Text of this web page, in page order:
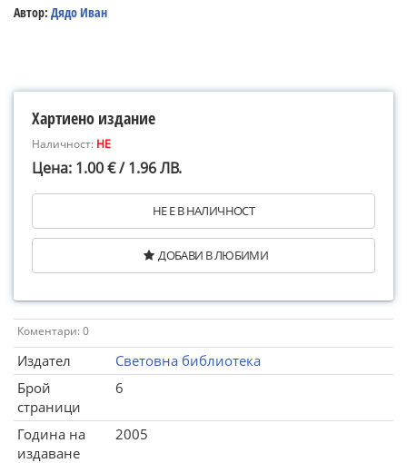
Автор: Дядо Иван
Хартиено издание
Наличност: НЕ
Цена: 1.00 € / 1.96 ЛВ.
НЕ Е В НАЛИЧНОСТ
ДОБАВИ В ЛЮБИМИ
Коментари: 0
Издател
Световна библиотека
Брой
страници
6
Година на
издаване
2005